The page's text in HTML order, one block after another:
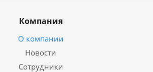
Компания
О компании
Новости
Сотрудники